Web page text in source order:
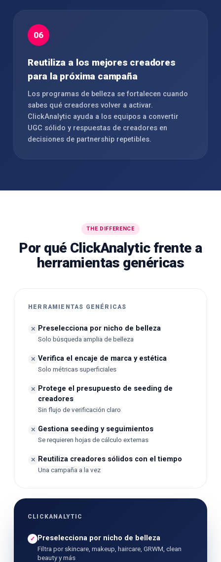
06
Reutiliza a los mejores creadores
para la próxima campaña
Los programas de belleza se fortalecen cuando
sabes qué creadores volver a activar.
ClickAnalytic ayuda a los equipos a convertir
UGC sólido y respuestas de creadores en
decisiones de partnership repetibles.
THE DIFFERENCE
Por qué ClickAnalytic frente a
herramientas genéricas
HERRAMIENTAS GENÉRICAS
✕ Preselecciona por nicho de belleza
Solo búsqueda amplia de belleza
✕ Verifica el encaje de marca y estética
Solo métricas superficiales
✕
Protege el presupuesto de seeding de
creadores
Sin flujo de verificación claro
✕ Gestiona seeding y seguimientos
Se requieren hojas de cálculo externas
✕ Reutiliza creadores sólidos con el tiempo
Una campaña a la vez
CLICKANALYTIC
✓ Preselecciona por nicho de belleza
Filtra por skincare, makeup, haircare, GRWM, clean
beauty y más